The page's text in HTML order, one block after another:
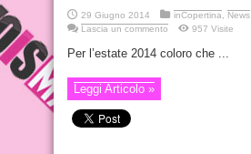
29 Giugno 2014 inCopertina
News
Lascia un commento
957 Visite
Per l’estate 2014 coloro che ...
Leggi Articolo »